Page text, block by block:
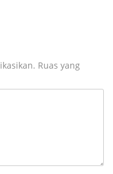
Ruas yang